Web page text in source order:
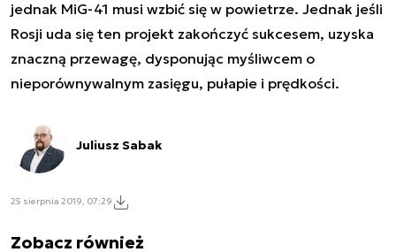
jednak MiG-41 musi wzbić się w powietrze. Jednak jeśli
Rosji uda się ten projekt zakończyć sukcesem, uzyska
znaczną przewagę, dysponując myśliwcem o
nieporównywalnym zasięgu, pułapie i prędkości.
Juliusz Sabak
25 sierpnia 2019, 07:29
Zobacz również